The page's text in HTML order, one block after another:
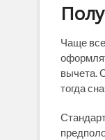
Чаще
вычета.
тогда